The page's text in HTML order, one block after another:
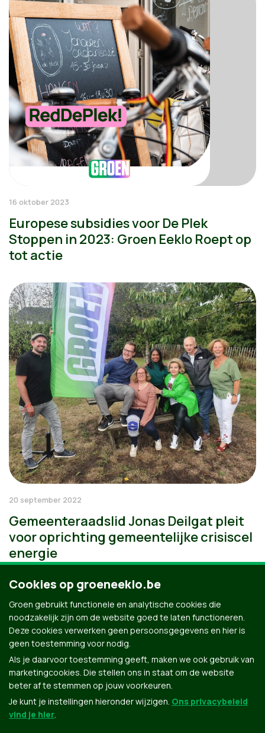
16 oktober 2023
Europese subsidies voor De Plek
Stoppen in 2023: Groen Eeklo Roept op
tot actie
20 september 2022
Gemeenteraadslid Jonas Deilgat pleit
voor oprichting gemeentelijke crisiscel
energie
Cookies op groeneeklo.be
Groen gebruikt functionele en analytische cookies die
noodzakelijk zijn om de website goed te laten functioneren.
Deze cookies verwerken geen persoonsgegevens en hier is
geen toestemming voor nodig.
Als je daarvoor toestemming geeft, maken we ook gebruik van
marketingcookies. Die stellen ons in staat om de website
beter af te stemmen op jouw voorkeuren.
Je kunt je instellingen hieronder wijzigen. Ons privacybeleid
vind je hier.